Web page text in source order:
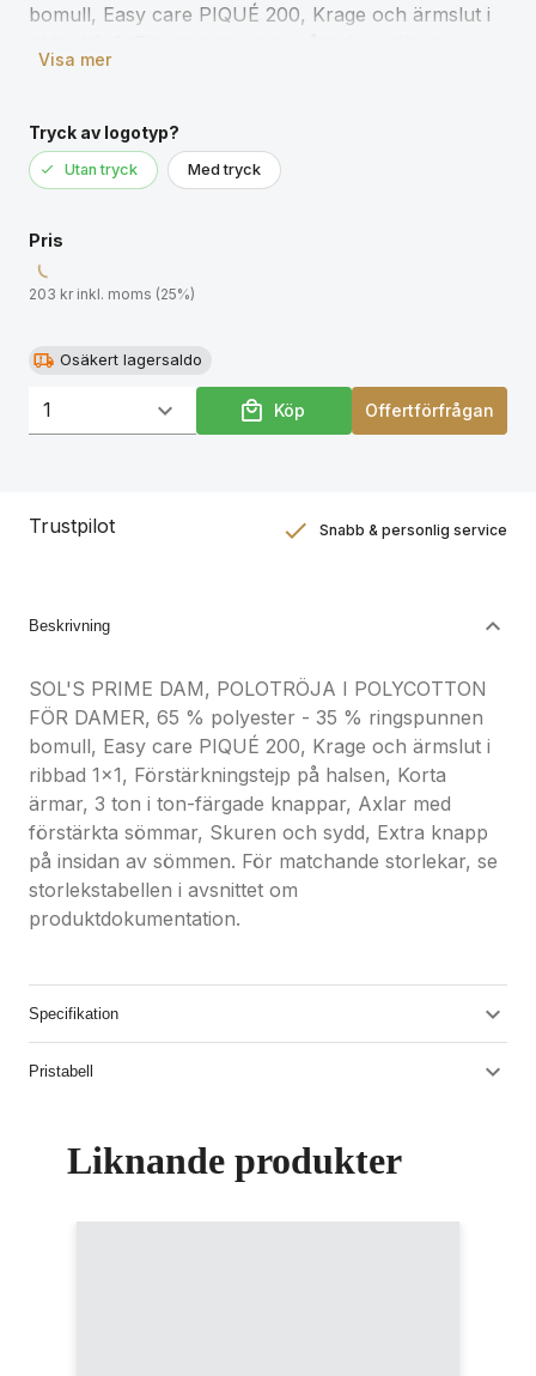
bomull, Easy care PIQUÉ 200, Krage och ärmslut i
ärmar, 3 ton i ton-färgade knappar, Axlar med
på insidan av sömmen. För matchande storlekar, se
storlekstabellen i avsnittet om
produktdokumentation.
Visa mer
Tryck av logotyp?
Utan tryck Med tryck
Pris
203 kr inkl. moms (25%)
Osäkert lagersaldo
Köp Offertförfrågan
Trustpilot Snabb & personlig service
Beskrivning
SOL'S PRIME DAM, POLOTRÖJA I POLYCOTTON
FÖR DAMER, 65 % polyester - 35 % ringspunnen
bomull, Easy care PIQUÉ 200, Krage och ärmslut i
ribbad 1x1, Förstärkningstejp på halsen, Korta
ärmar, 3 ton i ton-färgade knappar, Axlar med
förstärkta sömmar, Skuren och sydd, Extra knapp
på insidan av sömmen. För matchande storlekar, se
storlekstabellen i avsnittet om
produktdokumentation.
Specifikation
Pristabell
Liknande produkter